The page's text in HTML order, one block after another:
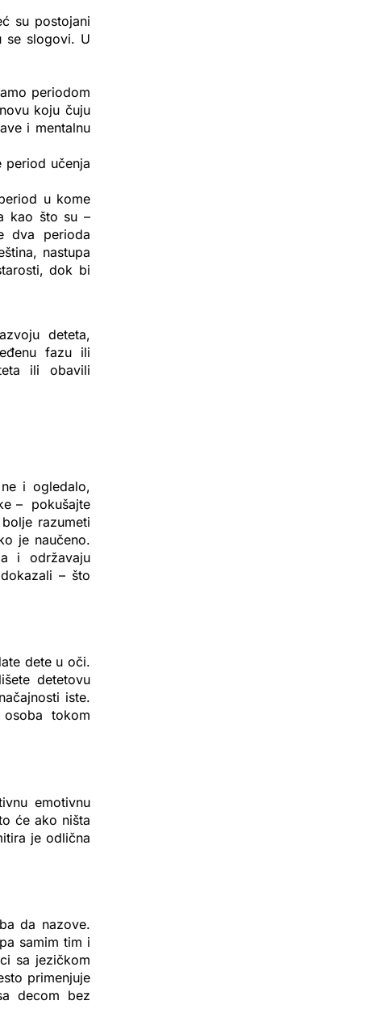
su postojani
se slogovi. U
periodom
koju čuju
i mentalnu
učenja
u kome
kao što su –
dva perioda
nastupa
dok bi
deteta,
fazu ili
ili obavili
i ogledalo,
– pokušajte
razumeti
je naučeno.
i održavaju
– što
dete u oči.
detetovu
iste.
tokom
emotivnu
će ako ništa
je odlična
da nazove.
samim tim i
sa jezičkom
primenjuje
decom bez